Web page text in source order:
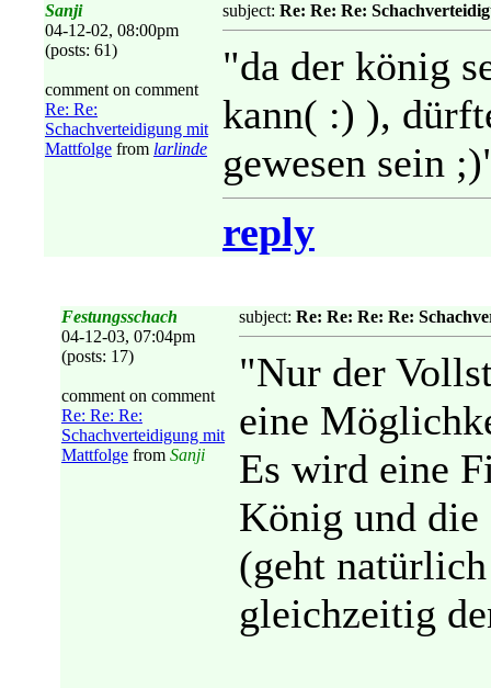
Sanji
04-12-02, 08:00pm
(posts: 61)
comment on comment
Re: Re:
Schachverteidigung mit
Mattfolge from larlinde
subject: Re: Re: Re:
"da der könig
kann( :) ),
gewesen sein
reply
Festungsschach
04-12-03, 07:04pm
(posts: 17)
comment on comment
Re: Re: Re:
Schachverteidigung mit
Mattfolge from Sanji
subject: Re: Re: Re: Re:
"Nur der
eine
Es wird eine
König und die
(geht
gleichzeitig